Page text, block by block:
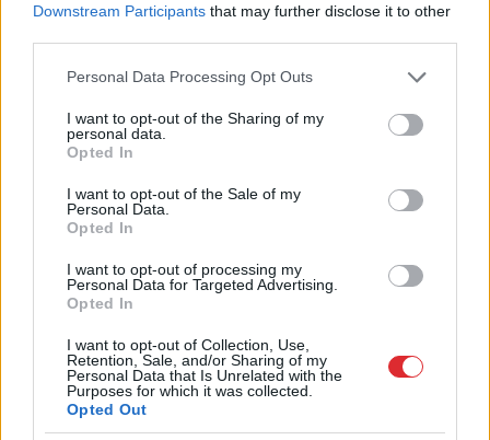
Downstream Participants that may further disclose it to other
Please note that this website/app uses one or more Google
not limited to your visit or usage behaviour. You may click to
grant or deny consent to Google and its third-party tags to
use your data for below specified purposes in below Google
consent section.
Personal Data Processing Opt Outs
I want to opt-out of the Sharing of my
personal data.
Opted In
I want to opt-out of the Sale of my
Personal Data.
Opted In
I want to opt-out of processing my
Personal Data for Targeted Advertising.
Opted In
I want to opt-out of Collection, Use,
Retention, Sale, and/or Sharing of my
Personal Data that Is Unrelated with the
Purposes for which it was collected.
Opted Out
“Pēdējā laikā tas notiek
diezgan bieži,” latvieši
pastāsta par situācijām
lidostās, kas var izjaukt
ceļojumu pirms tas
nokrāsojuši
daudzdzīvokļu mājas